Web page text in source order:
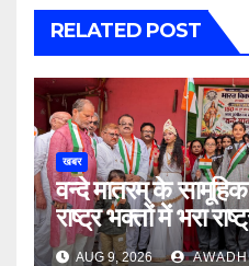
RELATED POST
खबर
वन्दे मातरम् के
राष्ट्र भक्तों में भरा
उमंग
AUG 9, 2026